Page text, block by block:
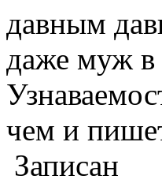
давным
даже муж в
чем и
Записан